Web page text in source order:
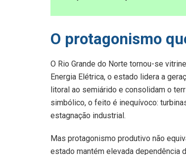
O protagonismo
O Rio Grande do Norte tornou-se
Energia Elétrica, o estado lidera a
litoral ao semiárido e consolidam o
simbólico, o feito é inequívoco:
estagnação industrial.
Mas protagonismo produtivo não
estado mantém elevada dependência